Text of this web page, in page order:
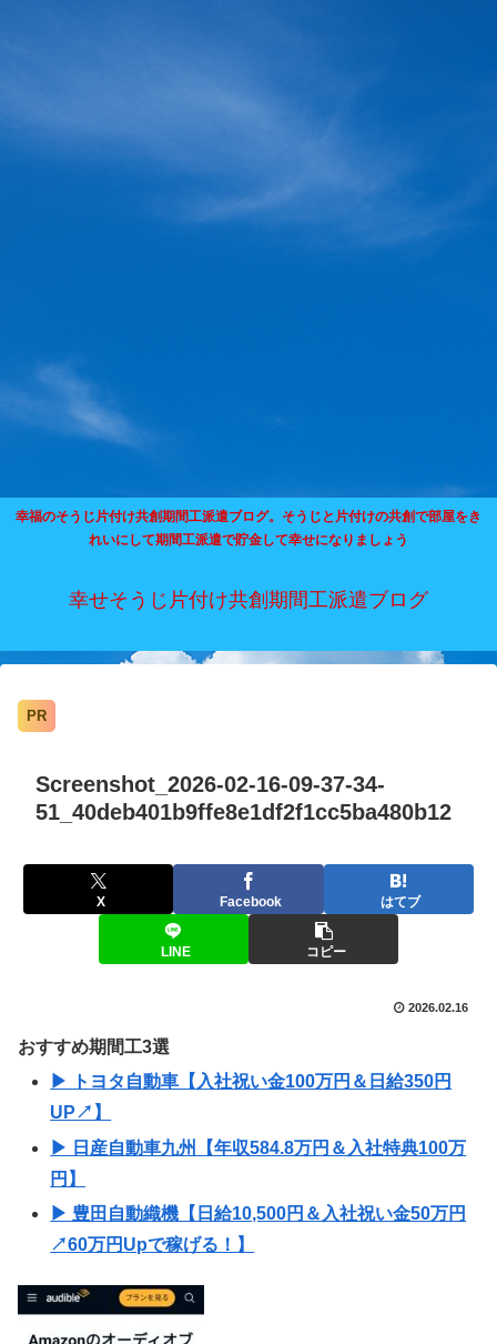
幸福のそうじ片付け共創期間工派遣ブログ。そうじと片付けの共創で部屋をき
れいにして期間工派遣で貯金して幸せになりましょう
幸せそうじ片付け共創期間工派遣ブログ
PR
Screenshot_2026-02-16-09-37-34-
51_40deb401b9ffe8e1df2f1cc5ba480b12
X Facebook はてブ
LINE コピー
2026.02.16
おすすめ期間工3選
▶ トヨタ自動車【入社祝い金100万円＆日給350円
UP↗】
▶ 日産自動車九州【年収584.8万円＆入社特典100万
円】
▶ 豊田自動織機【日給10,500円＆入社祝い金50万円
↗60万円Upで稼げる！】